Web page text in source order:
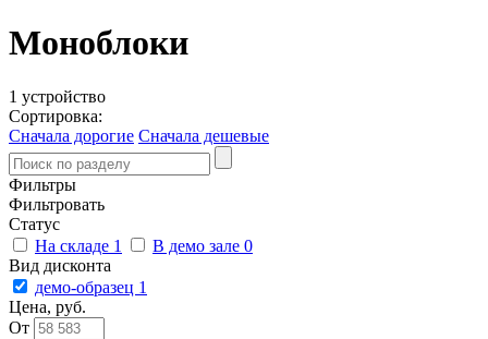
Моноблоки
1 устройство
Сортировка:
Сначала дорогие Сначала дешевые
Фильтры
Фильтровать
Статус
На складе 1 В демо зале 0
Вид дисконта
демо-образец 1
Цена, руб.
От